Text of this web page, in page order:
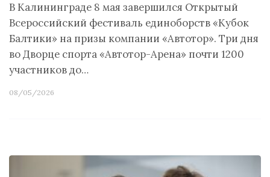
В Калининграде 8 мая завершился Открытый
Всероссийский фестиваль единоборств «Кубок
Балтики» на призы компании «Автотор». Три дня
во Дворце спорта «Автотор-Арена» почти 1200
участников до…
08/05/2026